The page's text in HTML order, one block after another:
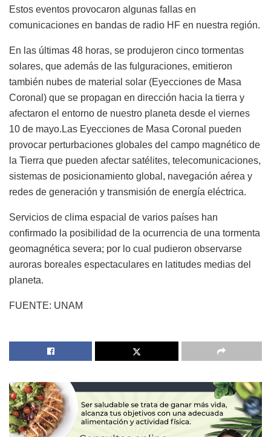
Estos eventos provocaron algunas fallas en
comunicaciones en bandas de radio HF en nuestra región.
En las últimas 48 horas, se produjeron cinco tormentas
solares, que además de las fulguraciones, emitieron
también nubes de material solar (Eyecciones de Masa
Coronal) que se propagan en dirección hacia la tierra y
afectaron el entorno de nuestro planeta desde el viernes
10 de mayo.Las Eyecciones de Masa Coronal pueden
provocar perturbaciones globales del campo magnético de
la Tierra que pueden afectar satélites, telecomunicaciones,
sistemas de posicionamiento global, navegación aérea y
redes de generación y transmisión de energía eléctrica.
Servicios de clima espacial de varios países han
confirmado la posibilidad de la ocurrencia de una tormenta
geomagnética severa; por lo cual pudieron observarse
auroras boreales espectaculares en latitudes medias del
planeta.
FUENTE: UNAM